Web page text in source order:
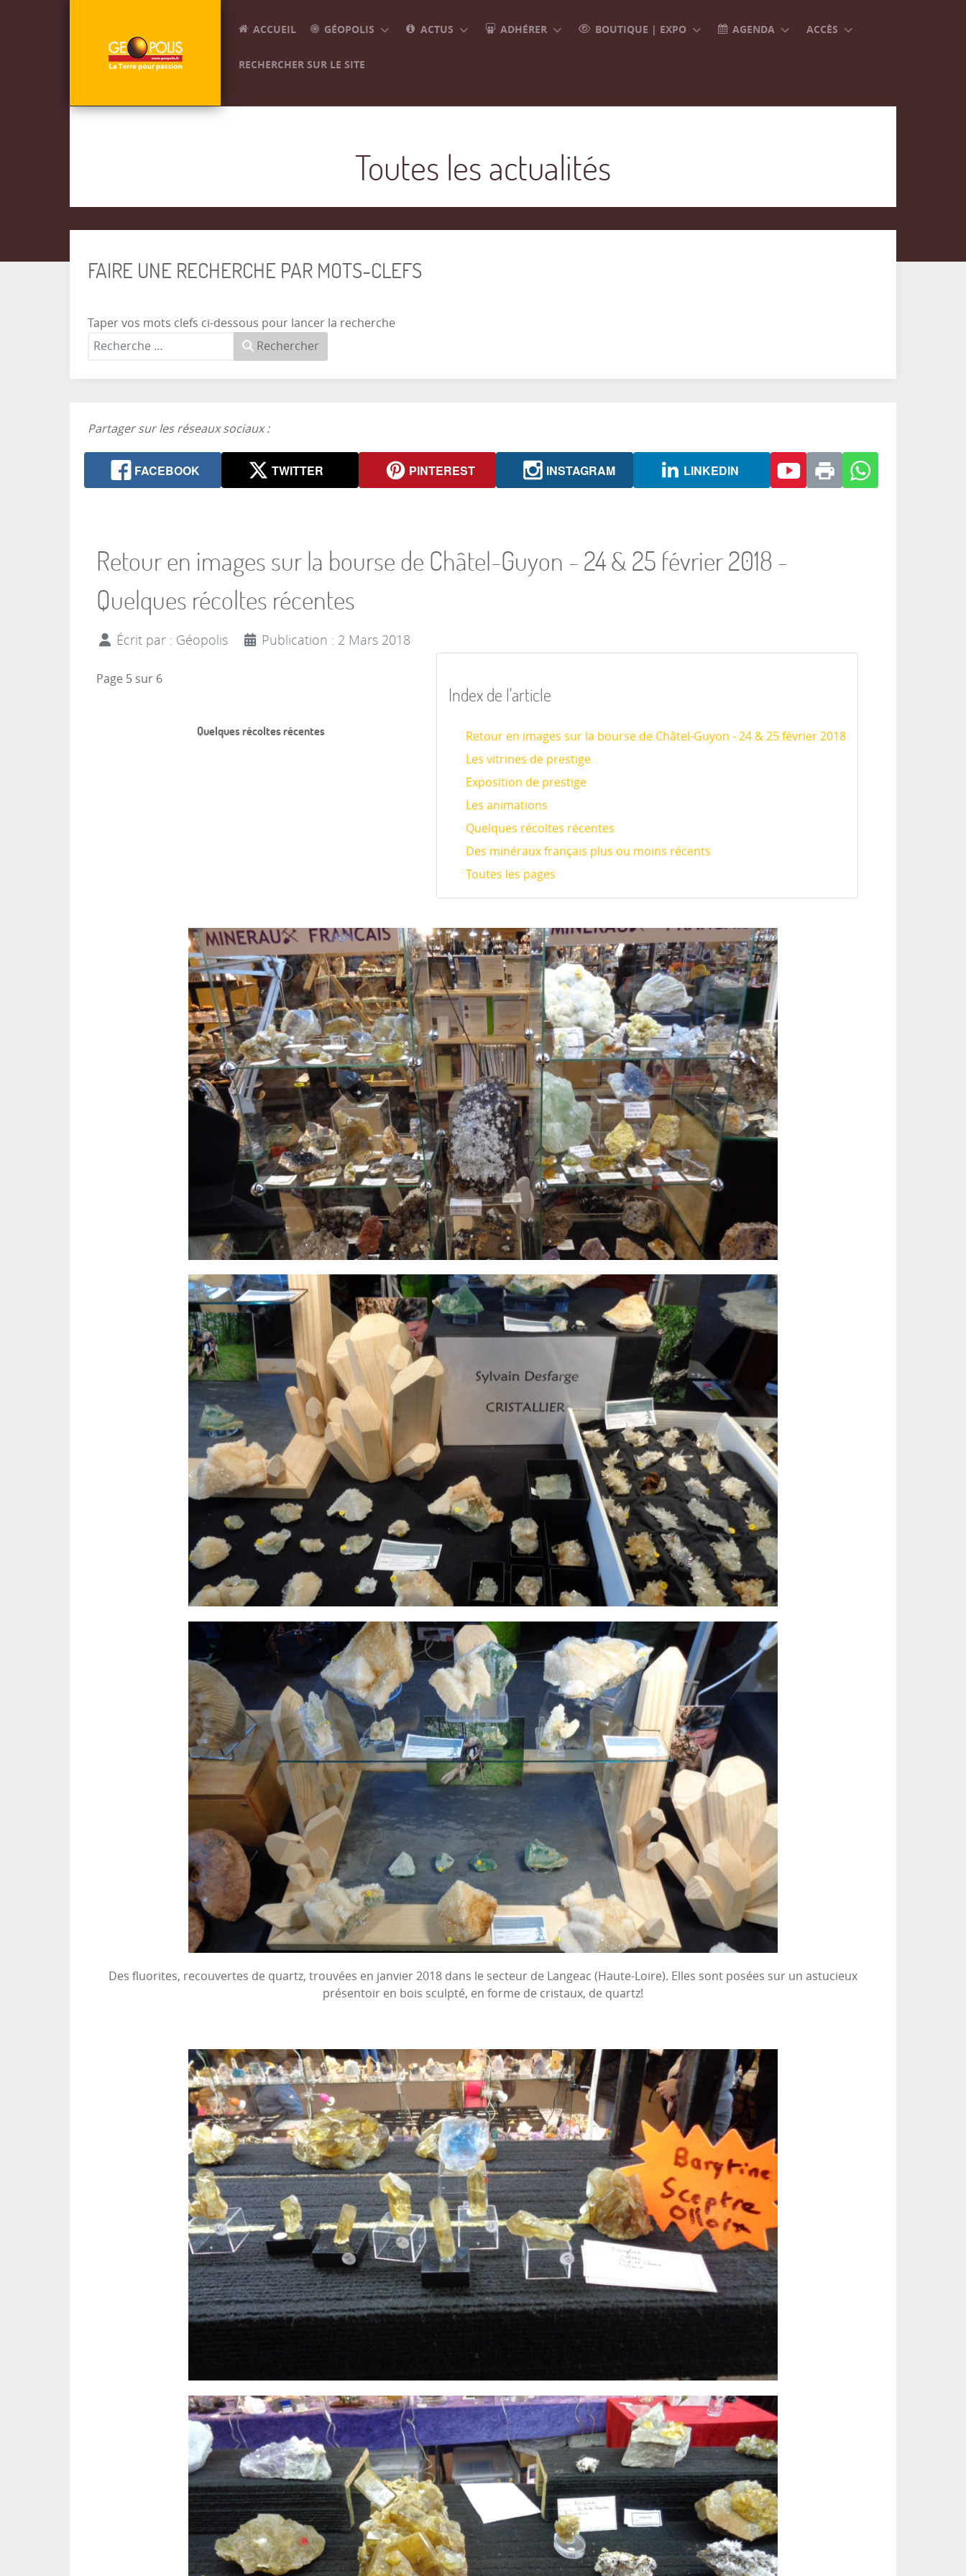
ACCUEIL GÉOPOLIS ACTUS ADHÉRER BOUTIQUE | EXPO AGENDA ACCÈS
RECHERCHER SUR LE SITE
Toutes les actualités
FAIRE UNE RECHERCHE PAR MOTS-CLEFS
Taper vos mots clefs ci-dessous pour lancer la recherche
Rechercher
Partager sur les réseaux sociaux :
FACEBOOK TWITTER PINTEREST INSTAGRAM LINKEDIN
Retour en images sur la bourse de Châtel-Guyon - 24 & 25 février 2018 -
Quelques récoltes récentes
Écrit par : Géopolis Publication : 2 Mars 2018
Index de l'article
Retour en images sur la bourse de Châtel-Guyon - 24 & 25 février 2018
Les vitrines de prestige
Exposition de prestige
Les animations
Quelques récoltes récentes
Des minéraux français plus ou moins récents
Toutes les pages
Page 5 sur 6
Quelques récoltes récentes
Des fluorites, recouvertes de quartz, trouvées en janvier 2018 dans le secteur de Langeac (Haute-Loire). Elles sont posées sur un astucieux
présentoir en bois sculpté, en forme de cristaux, de quartz!